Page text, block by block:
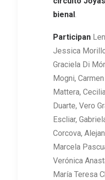
bienal.
Participan
Jessica
Graciela Di
Mogni,
Mattera,
Duarte, Vero
Escliar,
Corcova,
Marcela
Verónica
María Teresa